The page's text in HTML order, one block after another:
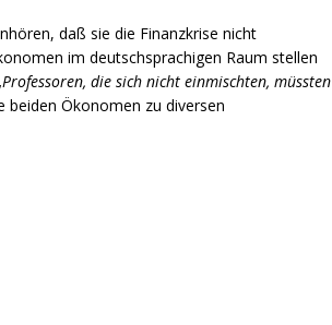
daß sie die Finanzkrise nicht
im deutschsprachigen Raum stellen
Professoren, die sich nicht einmischten, müssten
beiden Ökonomen zu diversen